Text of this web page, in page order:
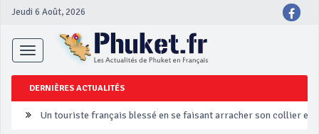
Jeudi 6 Août, 2026
Toggle
navigation
DERNIÈRES ACTUALITÉS
Un touriste français blessé en se faisant arracher son collier en